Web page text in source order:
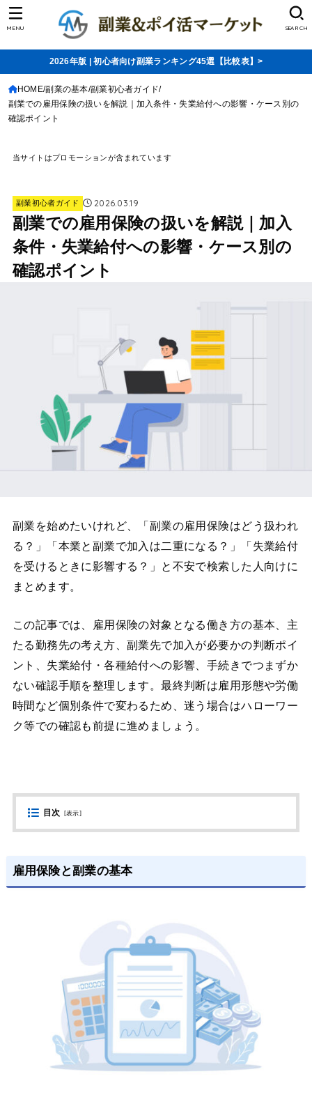
SEARCH
MENU
2026年版 | 初心者向け副業ランキング45選【比較表】>
HOME 副業の基本 副業初心者ガイド
副業での雇用保険の扱いを解説｜加入条件・失業給付への影響・ケース別の
確認ポイント
当サイトはプロモーションが含まれています
副業初心者ガイド 2026.03.19
副業での雇用保険の扱いを解説｜加入
条件・失業給付への影響・ケース別の
確認ポイント
副業を始めたいけれど、「副業の雇用保険はどう扱われ
る？」「本業と副業で加入は二重になる？」「失業給付
を受けるときに影響する？」と不安で検索した人向けに
まとめます。
この記事では、雇用保険の対象となる働き方の基本、主
たる勤務先の考え方、副業先で加入が必要かの判断ポイ
ント、失業給付・各種給付への影響、手続きでつまずか
ない確認手順を整理します。最終判断は雇用形態や労働
時間など個別条件で変わるため、迷う場合はハローワー
ク等での確認も前提に進めましょう。
目次 [表示]
雇用保険と副業の基本